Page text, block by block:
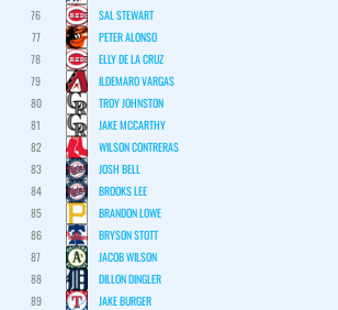
76
SAL STEWART
77
PETER ALONSO
78
ELLY DE LA CRUZ
79
ILDEMARO VARGAS
80
TROY JOHNSTON
81
JAKE MCCARTHY
82
WILSON CONTRERAS
83
JOSH BELL
84
BROOKS LEE
85
BRANDON LOWE
86
BRYSON STOTT
87
JACOB WILSON
88
DILLON DINGLER
89
JAKE BURGER